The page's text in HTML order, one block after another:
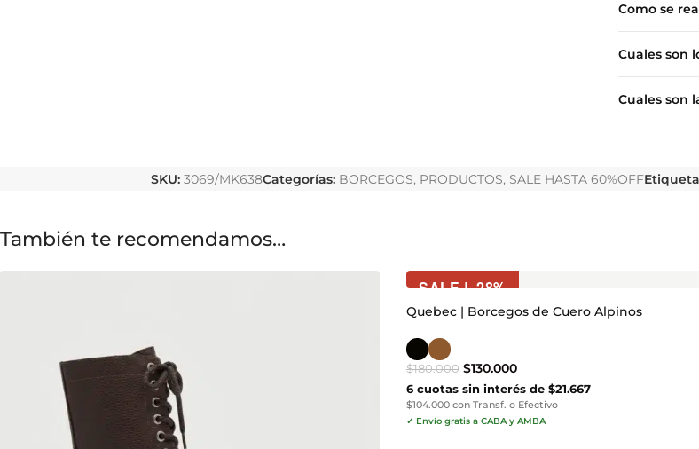
Como se
Cuales son
Cuales son
SKU: 3069/MK638Categorías: BORCEGOS, PRODUCTOS, SALE HASTA 60%OFF
También te recomendamos…
SALE | -28%
Quebec | Borcegos de Cuero Alpinos
$180.000 $130.000
6 cuotas sin interés de $21.667
$104.000 con Transf. o Efectivo
✓ Envío gratis a CABA y AMBA